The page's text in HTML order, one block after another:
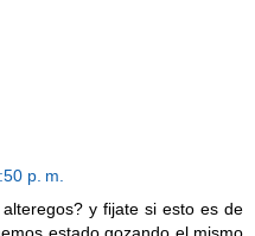
p. m.
y fijate si esto es de
estado gozando el mismo